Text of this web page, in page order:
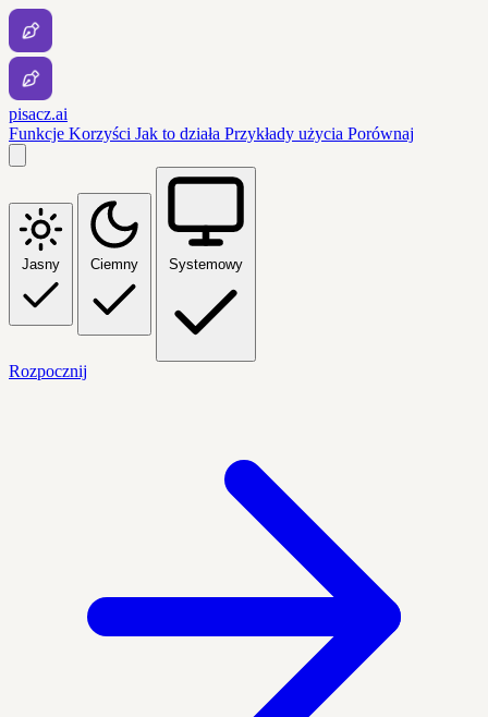
pisacz.ai
Funkcje Korzyści Jak to działa Przykłady użycia Porównaj
Jasny Ciemny Systemowy
Rozpocznij